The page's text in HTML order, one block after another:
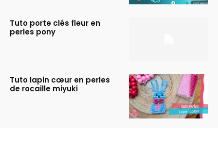
Tuto porte clés fleur en
perles pony
Tuto lapin cœur en perles
de rocaille miyuki